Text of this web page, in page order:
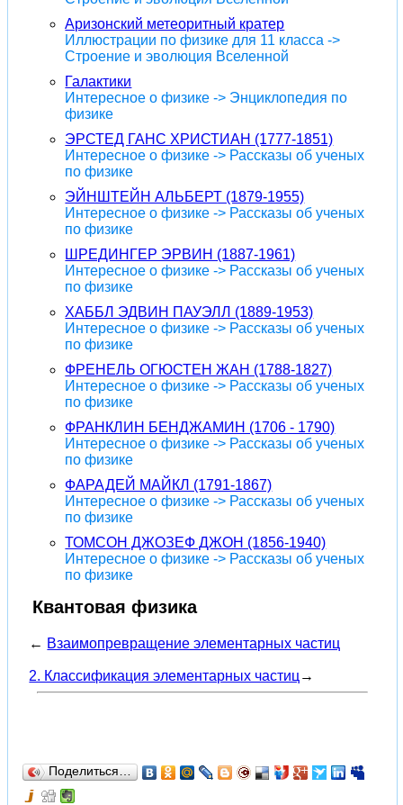
Аризонский метеоритный кратер
Иллюстрации по физике для 11 класса ->
Строение и эволюция Вселенной
Галактики
Интересное о физике -> Энциклопедия по
физике
ЭРСТЕД ГАНС ХРИСТИАН (1777-1851)
Интересное о физике -> Рассказы об ученых
по физике
ЭЙНШТЕЙН АЛЬБЕРТ (1879-1955)
Интересное о физике -> Рассказы об ученых
по физике
ШРЕДИНГЕР ЭРВИН (1887-1961)
Интересное о физике -> Рассказы об ученых
по физике
ХАББЛ ЭДВИН ПАУЭЛЛ (1889-1953)
Интересное о физике -> Рассказы об ученых
по физике
ФРЕНЕЛЬ ОГЮСТЕН ЖАН (1788-1827)
Интересное о физике -> Рассказы об ученых
по физике
ФРАНКЛИН БЕНДЖАМИН (1706 - 1790)
Интересное о физике -> Рассказы об ученых
по физике
ФАРАДЕЙ МАЙКЛ (1791-1867)
Интересное о физике -> Рассказы об ученых
по физике
ТОМСОН ДЖОЗЕФ ДЖОН (1856-1940)
Интересное о физике -> Рассказы об ученых
по физике
Квантовая физика
← Взаимопревращение элементарных частиц
2. Классификация элементарных частиц →
Поделиться…